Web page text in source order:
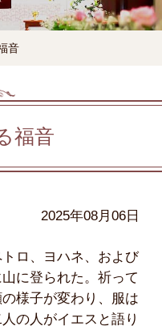
音
福音
2025年08月06日
トロ、ヨハネ、および
に登られた。祈って
様子が変わり、服は
の人がイエスと語り